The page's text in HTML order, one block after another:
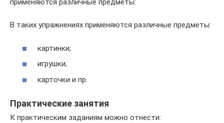
применяются различные предметы:
В таких упражнениях применяются различные предметы:
картинки;
игрушки;
карточки и пр.
Практические занятия
К практическим заданиям можно отнести: